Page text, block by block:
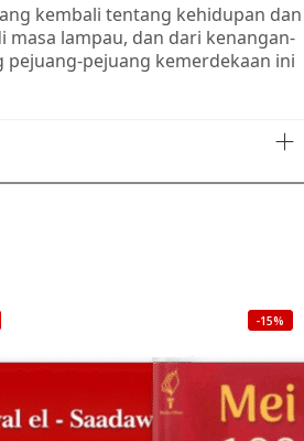
kembali tentang kehidupan dan
lampau, dan dari kenangan-
pejuang kemerdekaan ini
-15%